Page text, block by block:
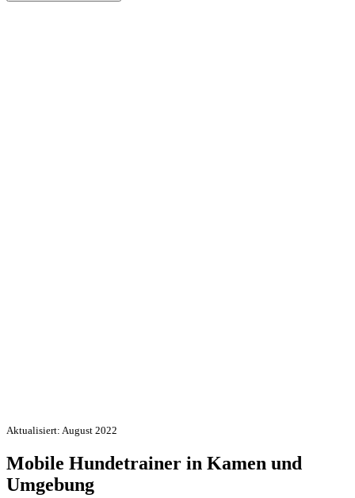
Aktualisiert: August 2022
Mobile Hundetrainer in Kamen und
Umgebung